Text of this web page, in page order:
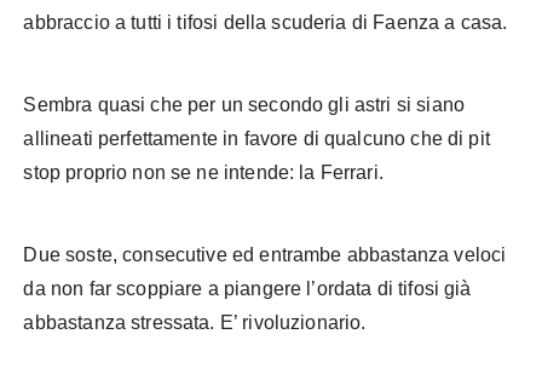
abbraccio a tutti i tifosi della scuderia di Faenza a casa.
Sembra quasi che per un secondo gli astri si siano
allineati perfettamente in favore di qualcuno che di pit
stop proprio non se ne intende: la Ferrari.
Due soste, consecutive ed entrambe abbastanza veloci
da non far scoppiare a piangere l’ordata di tifosi già
abbastanza stressata. E’ rivoluzionario.